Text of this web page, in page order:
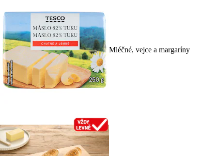
Mléčné, vejce a margaríny